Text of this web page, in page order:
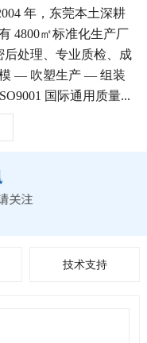
年，东莞本土深耕
4800㎡标准化生产厂
后处理、专业质检、成
— 吹塑生产 — 组装
国际通用质量...
技术支持